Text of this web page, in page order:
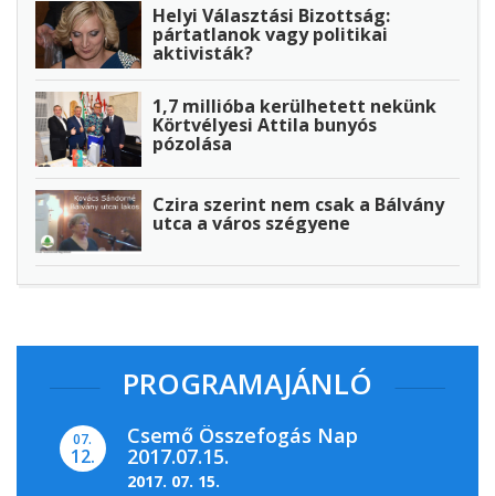
Helyi Választási Bizottság:
pártatlanok vagy politikai
aktivisták?
1,7 millióba kerülhetett nekünk
Körtvélyesi Attila bunyós
pózolása
Czira szerint nem csak a Bálvány
utca a város szégyene
PROGRAMAJÁNLÓ
07.
12.
Csemő Összefogás Nap
2017.07.15.
2017. 07. 15.